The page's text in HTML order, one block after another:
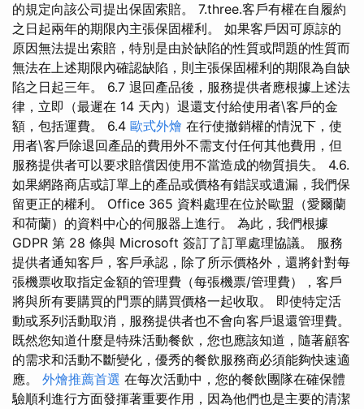
的規定向該公司提出保固索賠。 7.three.客戶有權在自履約
之日起兩年的期限內主張保固權利。 如果客戶因可原諒的
原因無法提出索賠，特別是由於缺陷的性質或問題的性質而
無法在上述期限內確認缺陷，則主張保固權利的期限為自缺
陷之日起三年。 6.7 退回產品後，服務提供者應根據上述法
律，立即（最遲在 14 天內）退還支付給使用者\客戶的金
額，包括運費。 6.4 歐式外燴 在行使撤銷權的情況下，使
用者\客戶除退回產品的費用外不需支付任何其他費用，但
服務提供者可以要求賠償因使用不當造成的物質損失。 4.6.
如果網路商店或訂單上的產品或價格有錯誤或遺漏，我們保
留更正的權利。 Office 365 資料處理在位於歐盟（愛爾蘭
和荷蘭）的資料中心的伺服器上進行。 為此，我們根據
GDPR 第 28 條與 Microsoft 簽訂了訂單處理協議。 服務
提供者通知客戶，客戶承認，除了所示價格外，還將針對每
張機票收取指定金額的管理費（每張機票/管理費），客戶
將與所有要購買的門票的購買價格一起收取。 即使特定活
動或系列活動取消，服務提供者也不會向客戶退還管理費。
既然您知道什麼是特殊活動餐飲，您也應該知道，隨著顧客
的需求和活動不斷變化，優秀的餐飲服務商必須能夠快速適
應。 外燴推薦首選 在每次活動中，您的餐飲團隊在確保體
驗順利進行方面發揮著重要作用，因為他們也是主要的清潔